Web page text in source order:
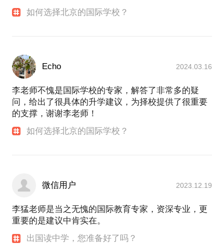
如何选择北京的国际学校？
Echo 2024.03.16
李老师不愧是国际学校的专家，解答了非常多的疑
问，给出了很具体的升学建议，为择校提供了很重要
的支撑，谢谢李老师！
如何选择北京的国际学校？
微信用户 2023.12.19
李猛老师是当之无愧的国际教育专家，资深专业，更
重要的是建议中肯实在。
出国读中学，您准备好了吗？